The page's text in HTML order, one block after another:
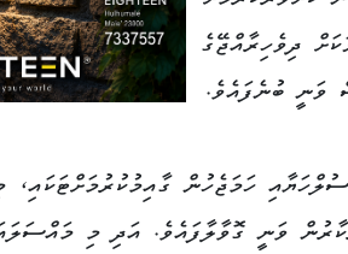
ދިވެހިރާއްޖޭގެ
ވަނީ ބުނެފައެވެ.
ހަމަޖެހުން ގާއިމުކުރުމަށްޓަކައި،
ވަނީ ގޮވާލާފައެވެ. އަދި މި